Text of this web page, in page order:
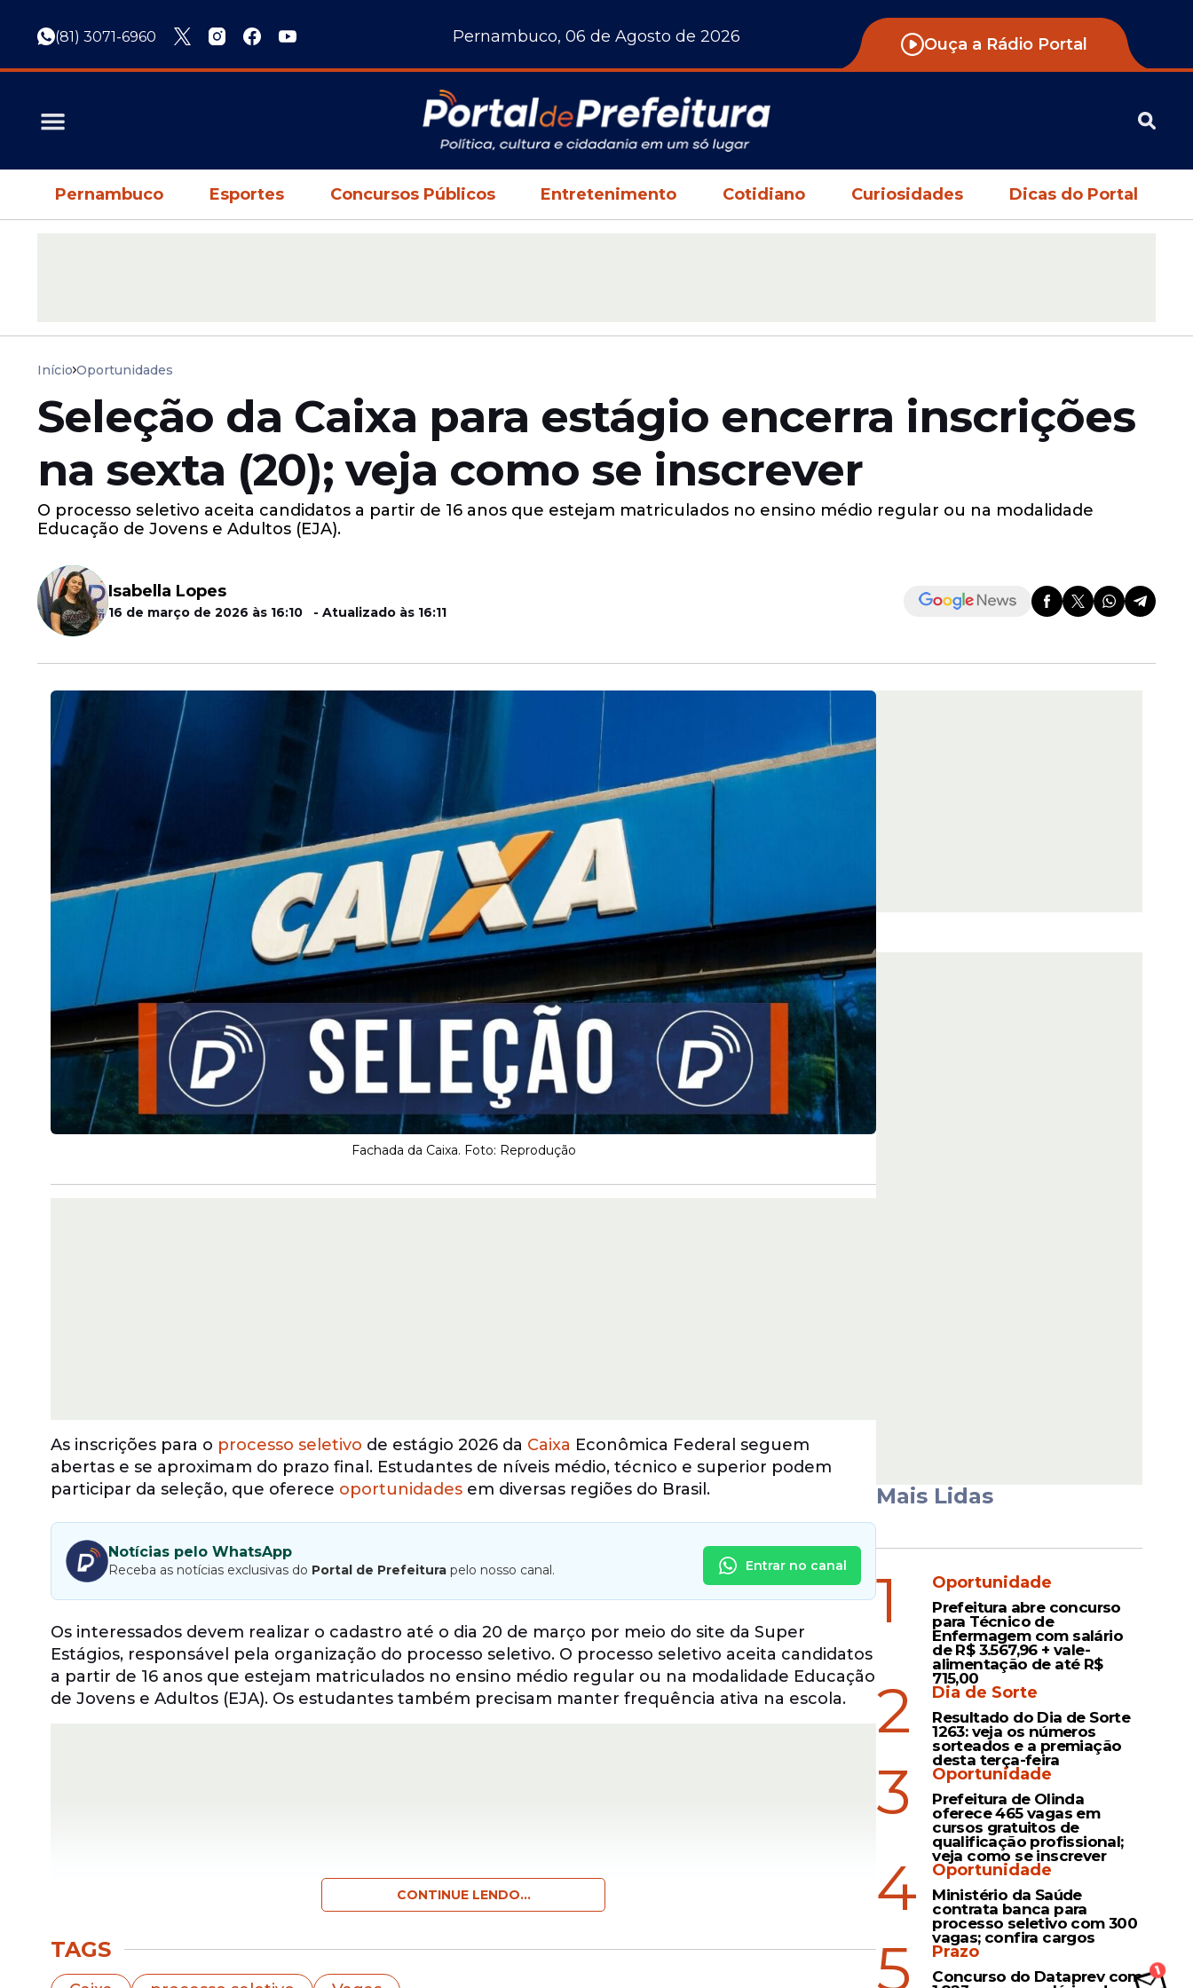
(81) 3071-6960 Pernambuco, 06 de Agosto de 2026 Ouça a Rádio Portal
Pernambuco Esportes Concursos Públicos Entretenimento Cotidiano Curiosidades Dicas do Portal
Início Oportunidades
Seleção da Caixa para estágio encerra inscrições
na sexta (20); veja como se inscrever
O processo seletivo aceita candidatos a partir de 16 anos que estejam matriculados no ensino médio regular ou na modalidade
Educação de Jovens e Adultos (EJA).
Isabella Lopes
16 de março de 2026 às 16:10 - Atualizado às 16:11
Fachada da Caixa. Foto: Reprodução
As inscrições para o processo seletivo de estágio 2026 da Caixa Econômica Federal seguem
abertas e se aproximam do prazo final. Estudantes de níveis médio, técnico e superior podem
participar da seleção, que oferece oportunidades em diversas regiões do Brasil.
Notícias pelo WhatsApp
Receba as notícias exclusivas do Portal de Prefeitura pelo nosso canal. Entrar no canal
Os interessados devem realizar o cadastro até o dia 20 de março por meio do site da Super
Estágios, responsável pela organização do processo seletivo. O processo seletivo aceita candidatos
a partir de 16 anos que estejam matriculados no ensino médio regular ou na modalidade Educação
de Jovens e Adultos (EJA). Os estudantes também precisam manter frequência ativa na escola.
CONTINUE LENDO...
TAGS
Mais Lidas
1 Oportunidade
Prefeitura abre concurso
para Técnico de
Enfermagem com salário
de R$ 3.567,96 + vale-
alimentação de até R$
715,00
2 Dia de Sorte
Resultado do Dia de Sorte
1263: veja os números
sorteados e a premiação
desta terça-feira
3 Oportunidade
Prefeitura de Olinda
oferece 465 vagas em
cursos gratuitos de
qualificação profissional;
veja como se inscrever
4 Oportunidade
Ministério da Saúde
contrata banca para
processo seletivo com 300
vagas; confira cargos
5 Prazo
Concurso do Dataprev com